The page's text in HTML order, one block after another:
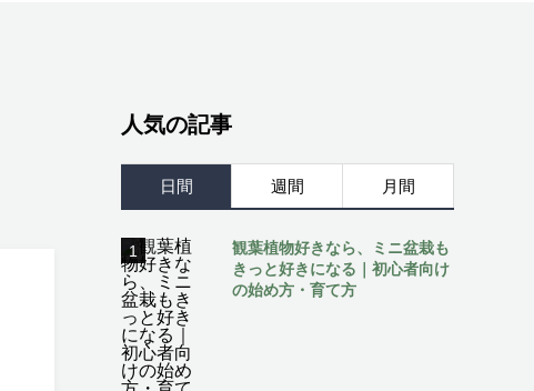
人気の記事
日間 週間 月間
1
観葉植物好きなら、ミニ盆栽も
きっと好きになる｜初心者向け
の始め方・育て方